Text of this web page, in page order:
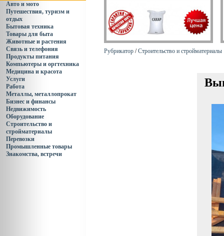
Авто и мото
Путешествия, туризм и
отдых
Бытовая техника
Товары для быта
Животные и растения
Связь и телефония
Продукты питания
Компьютеры и оргтехника
Медицина и красота
Услуги
Работа
Металлы, металлопрокат
Бизнес и финансы
Недвижимость
Оборудование
Строительство и
стройматериалы
Перевозки
Промышленные товары
Знакомства, встречи
Рубрикатор /Строительство и стройматериалы